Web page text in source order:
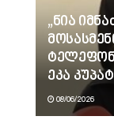
„ნია
ეკა
08/06/2026